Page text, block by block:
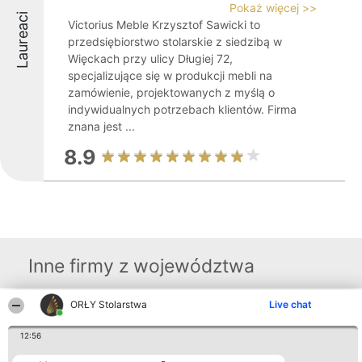
ORŁY Stolarstwa Live chat
12:56
Laureaci
Pokaż więcej >>
Victorius Meble Krzysztof Sawicki to
przedsiębiorstwo stolarskie z siedzibą w
Więckach przy ulicy Długiej 72,
specjalizujące się w produkcji mebli na
zamówienie, projektowanych z myślą o
indywidualnych potrzebach klientów. Firma
znana jest ...
8.9
Inne firmy z województwa
Organizator plebiscytu
Bright Side Solutions sp. z o.
ul. Ruska 22
Laureaci
wszystkich
Kontakt